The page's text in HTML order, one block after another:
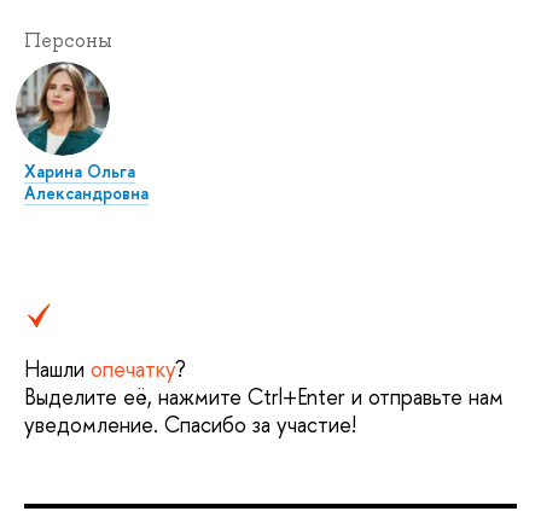
Персоны
Харина Ольга
Александровна
Нашли опечатку?
Выделите её, нажмите Ctrl+Enter и отправьте нам
уведомление. Спасибо за участие!